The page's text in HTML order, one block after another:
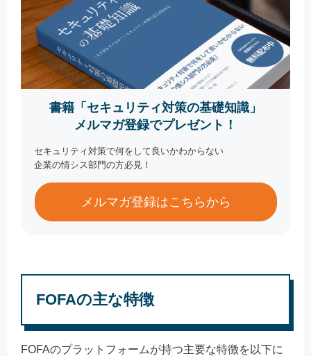
書籍「セキュリティ対策の基礎知識」
メルマガ登録でプレゼント！
セキュリティ対策で何をして良いかわからない
企業の情シス部門の方必見！
メルマガ登録はこちらから
FOFAの主な特徴
FOFAのプラットフォームが持つ主要な特徴を以下に